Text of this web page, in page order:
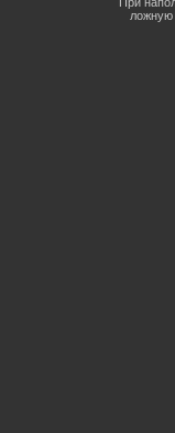
ложную